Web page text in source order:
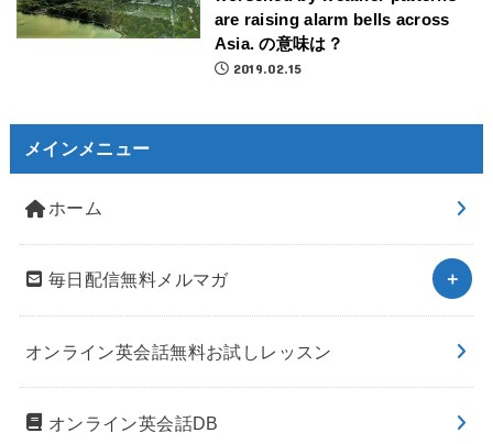
are raising alarm bells across
Asia. の意味は？
2019.02.15
メインメニュー
ホーム
毎日配信無料メルマガ
オンライン英会話無料お試しレッスン
オンライン英会話DB